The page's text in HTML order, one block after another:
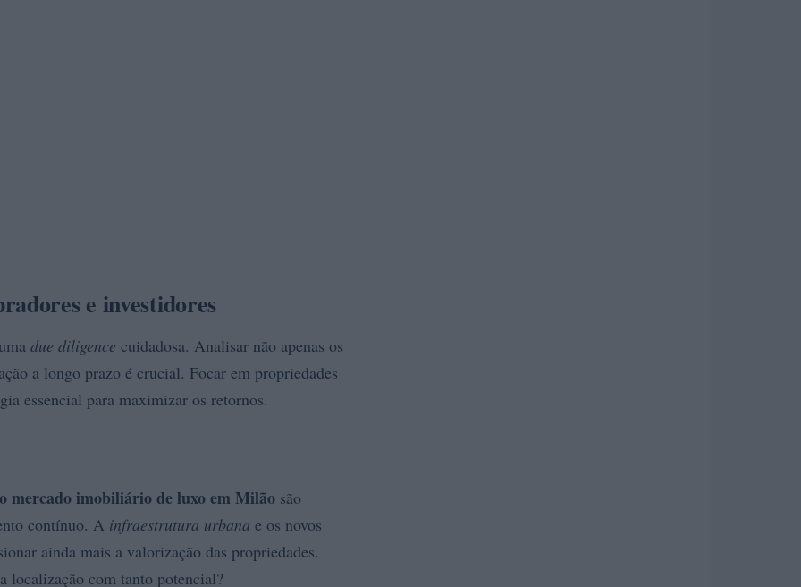
e investidores
due diligence cuidadosa. Analisar não apenas os
a longo prazo é crucial. Focar em propriedades
essencial para maximizar os retornos.
mercado imobiliário de luxo em Milão são
contínuo. A infraestrutura urbana e os novos
ainda mais a valorização das propriedades.
localização com tanto potencial?